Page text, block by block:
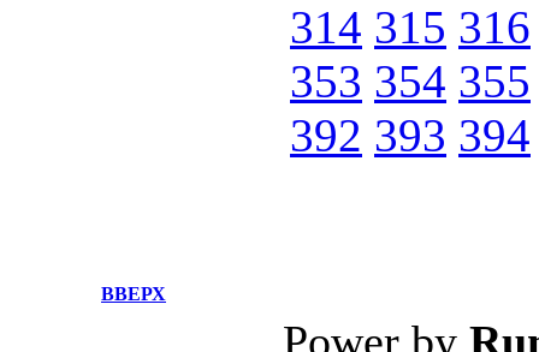
314 315 316
353 354 355
392 393 394
ВВЕРХ
Power by